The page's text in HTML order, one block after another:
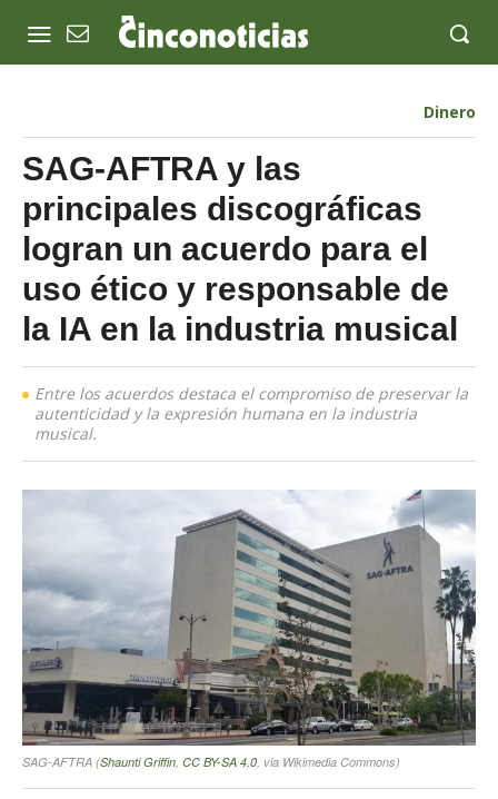
Dinero
SAG-AFTRA y las
principales discográficas
logran un acuerdo para el
uso ético y responsable de
la IA en la industria musical
Entre los acuerdos destaca el compromiso de preservar la
autenticidad y la expresión humana en la industria
musical.
SAG-AFTRA (Shaunti Griffin, CC BY-SA 4.0, via Wikimedia Commons)